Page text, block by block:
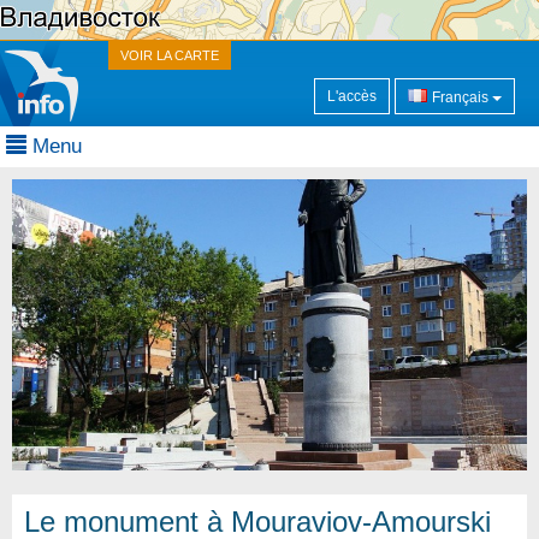
VOIR LA CARTE
L'accès Français
Menu
Le monument à Mouraviov-Amourski